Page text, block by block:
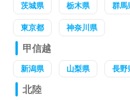
茨城県 栃木県 群馬
東京都 神奈川県
甲信越
新潟県 山梨県 長野
北陸